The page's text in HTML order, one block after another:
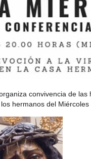
convivencia de
hermanos del Miércoles